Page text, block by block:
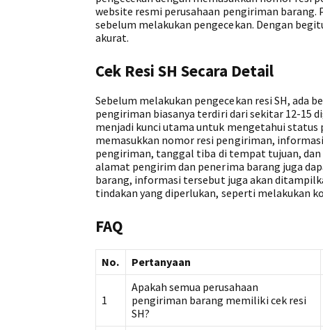
website resmi perusahaan pengiriman
sebelum melakukan pengecekan. Dengan
akurat.
Cek Resi SH Secara Detail
Sebelum melakukan pengecekan resi SH, ada
pengiriman biasanya terdiri dari sekitar 12-15
menjadi kunci utama untuk mengetahui
memasukkan nomor resi pengiriman,
pengiriman, tanggal tiba di tempat tujuan,
alamat pengirim dan penerima barang juga
barang, informasi tersebut juga akan
tindakan yang diperlukan, seperti melakukan
FAQ
No. Pertanyaan
1
Apakah semua perusahaan
pengiriman barang memiliki cek resi
SH?